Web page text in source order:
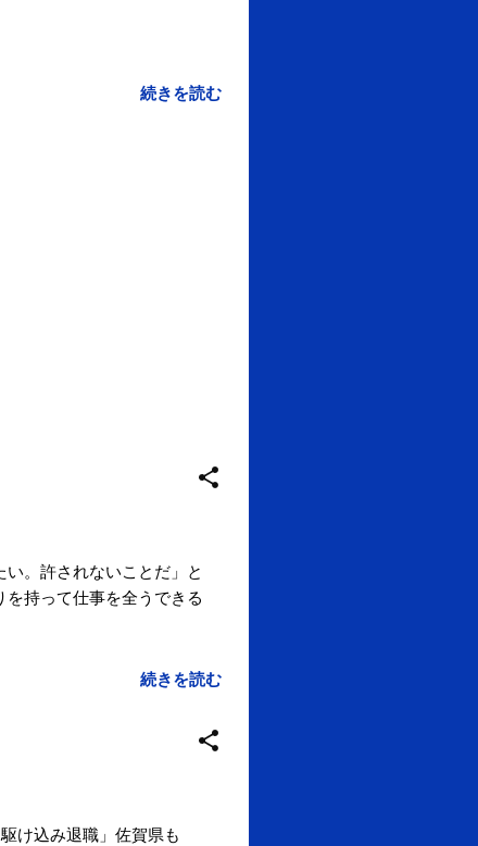
続きを読む
。許されないことだ」と
持って仕事を全うできる
続きを読む
け込み退職」佐賀県も